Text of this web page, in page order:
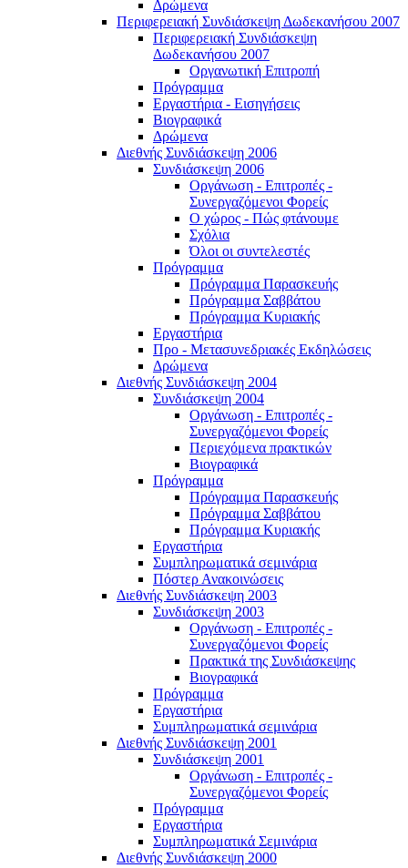
Δρώμενα
Περιφερειακή Συνδιάσκεψη Δωδεκανήσου 2007
Περιφερειακή Συνδιάσκεψη
Δωδεκανήσου 2007
Οργανωτική Επιτροπή
Πρόγραμμα
Εργαστήρια - Εισηγήσεις
Βιογραφικά
Δρώμενα
Διεθνής Συνδιάσκεψη 2006
Συνδιάσκεψη 2006
Οργάνωση - Επιτροπές -
Συνεργαζόμενοι Φορείς
Ο χώρος - Πώς φτάνουμε
Σχόλια
Όλοι οι συντελεστές
Πρόγραμμα
Πρόγραμμα Παρασκευής
Πρόγραμμα Σαββάτου
Πρόγραμμα Κυριακής
Εργαστήρια
Προ - Μετασυνεδριακές Εκδηλώσεις
Δρώμενα
Διεθνής Συνδιάσκεψη 2004
Συνδιάσκεψη 2004
Οργάνωση - Επιτροπές -
Συνεργαζόμενοι Φορείς
Περιεχόμενα πρακτικών
Βιογραφικά
Πρόγραμμα
Πρόγραμμα Παρασκευής
Πρόγραμμα Σαββάτου
Πρόγραμμα Κυριακής
Εργαστήρια
Συμπληρωματικά σεμινάρια
Πόστερ Ανακοινώσεις
Διεθνής Συνδιάσκεψη 2003
Συνδιάσκεψη 2003
Οργάνωση - Επιτροπές -
Συνεργαζόμενοι Φορείς
Πρακτικά της Συνδιάσκεψης
Βιογραφικά
Πρόγραμμα
Εργαστήρια
Συμπληρωματικά σεμινάρια
Διεθνής Συνδιάσκεψη 2001
Συνδιάσκεψη 2001
Οργάνωση - Επιτροπές -
Συνεργαζόμενοι Φορείς
Πρόγραμμα
Εργαστήρια
Συμπληρωματικά Σεμινάρια
Διεθνής Συνδιάσκεψη 2000